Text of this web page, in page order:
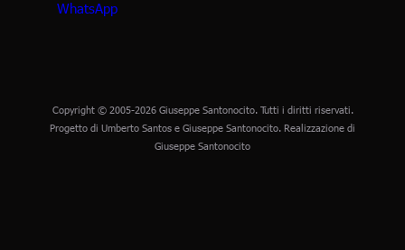
Copyright © 2005-2026 Giuseppe Santonocito. Tutti i diritti riservati.
Progetto di Umberto Santos e Giuseppe Santonocito. Realizzazione di
Giuseppe Santonocito